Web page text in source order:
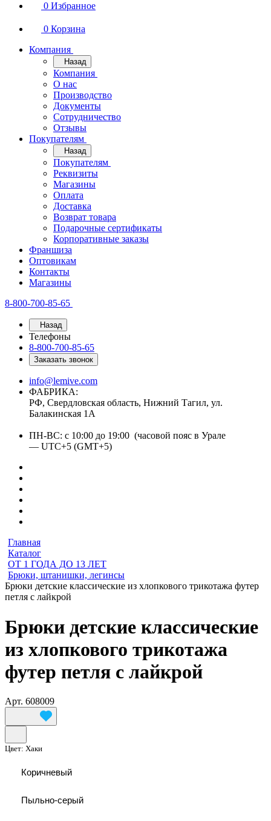
0 Избранное
0 Корзина
Компания
Назад
Компания
О нас
Производство
Документы
Сотрудничество
Отзывы
Покупателям
Назад
Покупателям
Реквизиты
Магазины
Оплата
Доставка
Возврат товара
Подарочные сертификаты
Корпоративные заказы
Франшиза
Оптовикам
Контакты
Магазины
8-800-700-85-65
Назад
Телефоны
8-800-700-85-65
Заказать звонок
info@lemive.com
ФАБРИКА:
РФ, Свердловская область, Нижний Тагил, ул.
Балакинская 1А
ПН-ВС: с 10:00 до 19:00 (часовой пояс в Урале
— UTC+5 (GMT+5)
Главная
Каталог
ОТ 1 ГОДА ДО 13 ЛЕТ
Брюки, штанишки, легинсы
Брюки детские классические из хлопкового трикотажа футер
петля с лайкрой
Брюки детские классические
из хлопкового трикотажа
футер петля с лайкрой
Арт. 608009
Цвет: Хаки
Коричневый
Пыльно-серый